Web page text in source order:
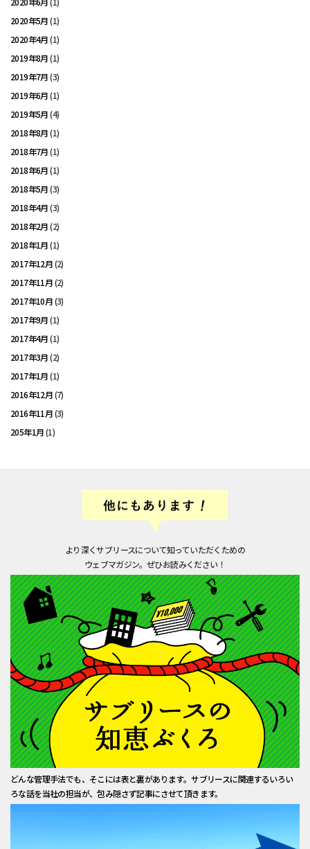
2020年5月(1)
2020年4月(1)
2019年8月(1)
2019年7月(3)
2019年6月(1)
2019年5月(4)
2018年8月(1)
2018年7月(1)
2018年6月(1)
2018年5月(3)
2018年4月(3)
2018年2月(2)
2018年1月(1)
2017年12月(2)
2017年11月(2)
2017年10月(3)
2017年9月(1)
2017年4月(1)
2017年3月(2)
2017年1月(1)
2016年12月(7)
2016年11月(3)
205年1月(1)
より深くサブリースについて知っていただくための
ウェブマガジン。ぜひお読みください！
どんな管理手法でも、そこには表と裏があります。サブリースに関連するいろい
ろな話を当社の担当が、包み隠さず記事にさせて頂きます。